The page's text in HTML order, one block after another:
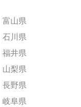
富山県
石川県
福井県
山梨県
長野県
岐阜県